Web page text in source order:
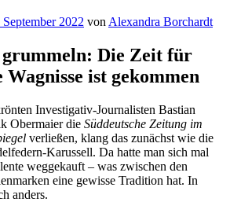
September 2022 von Alexandra Borchardt
Die Zeit für
ist gekommen
Investigativ-Journalisten Bastian
Obermaier die Süddeutsche Zeitung im
verließen, klang das zunächst wie die
Karussell. Da hatte man sich mal
weggekauft – was zwischen den
eine gewisse Tradition hat. In
anders.